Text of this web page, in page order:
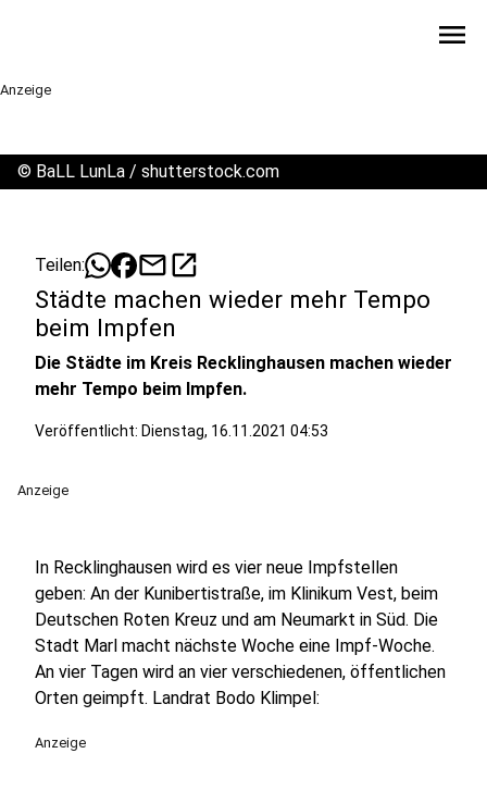
menu
Anzeige
© BaLL LunLa / shutterstock.com
Teilen: mailopen_in_new
Städte machen wieder mehr Tempo
beim Impfen
Die Städte im Kreis Recklinghausen machen wieder
mehr Tempo beim Impfen.
Veröffentlicht: Dienstag, 16.11.2021 04:53
Anzeige
In Recklinghausen wird es vier neue Impfstellen
geben: An der Kunibertistraße, im Klinikum Vest, beim
Deutschen Roten Kreuz und am Neumarkt in Süd. Die
Stadt Marl macht nächste Woche eine Impf-Woche.
An vier Tagen wird an vier verschiedenen, öffentlichen
Orten geimpft. Landrat Bodo Klimpel:
Anzeige